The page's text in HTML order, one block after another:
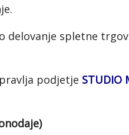
delovanje spletne
podjetje STUDIO